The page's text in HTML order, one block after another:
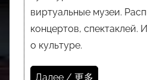
виртуальные музеи.
концертов, спектаклей.
о культуре.
Далее / 更多